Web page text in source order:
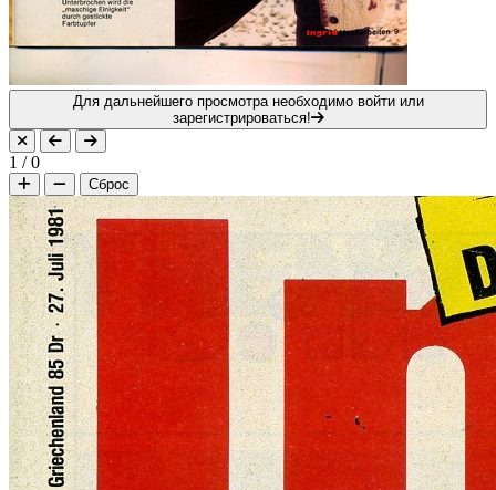
Для дальнейшего просмотра необходимо войти или
зарегистрироваться!
1 /0
Сброс